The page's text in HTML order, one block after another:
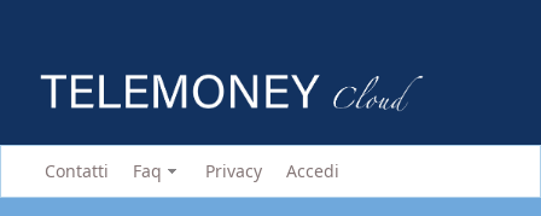
Contatti Faq Privacy Accedi